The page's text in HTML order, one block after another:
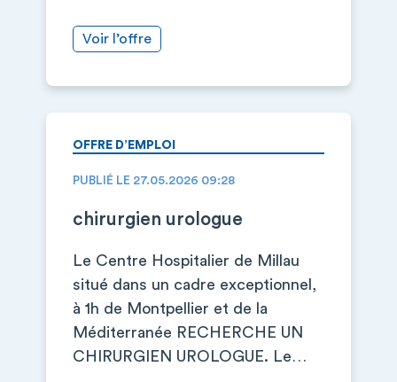
Voir l’offre
OFFRE D’EMPLOI
PUBLIÉ LE 27.05.2026 09:28
chirurgien urologue
Le Centre Hospitalier de Millau
situé dans un cadre exceptionnel,
à 1h de Montpellier et de la
Méditerranée RECHERCHE UN
CHIRURGIEN UROLOGUE. Le…